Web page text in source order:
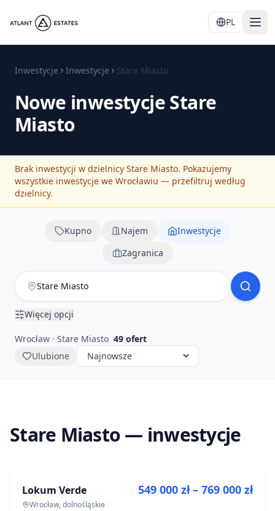
PL
Inwestycje Inwestycje Stare Miasto
Nowe inwestycjeStare
Miasto
Brak inwestycji w dzielnicy Stare Miasto. Pokazujemy
wszystkie inwestycje we Wrocławiu — przefiltruj według
dzielnicy.
Kupno Najem
Inwestycje
Zagranica
Więcej opcji
Wrocław · Stare Miasto 49 ofert
Ulubione
Stare Miasto — inwestycje
INWESTYCJA
Lokum Verde
Wrocław, dolnośląskie
549 000 zł – 769 000 zł